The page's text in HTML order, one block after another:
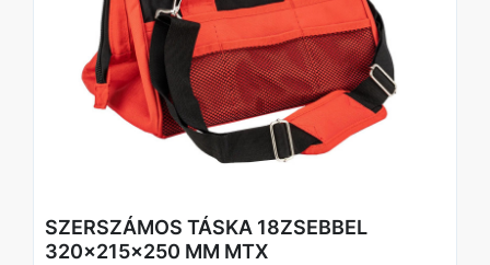
SZERSZÁMOS TÁSKA 18ZSEBBEL
320x215x250 MM MTX